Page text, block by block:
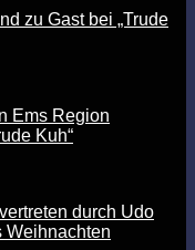
zu Gast bei „Trude
Ems Region
Kuh“
durch Udo
Weihnachten